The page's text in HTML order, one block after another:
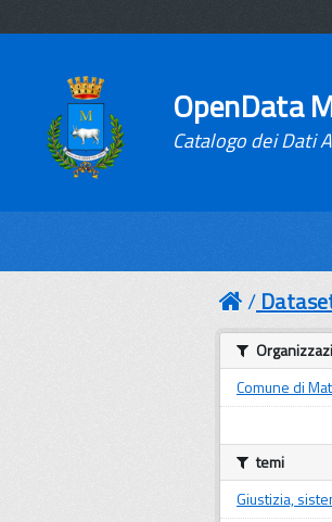
OpenData
Catalogo dei Dati
Comune di
temi
Giustizia,